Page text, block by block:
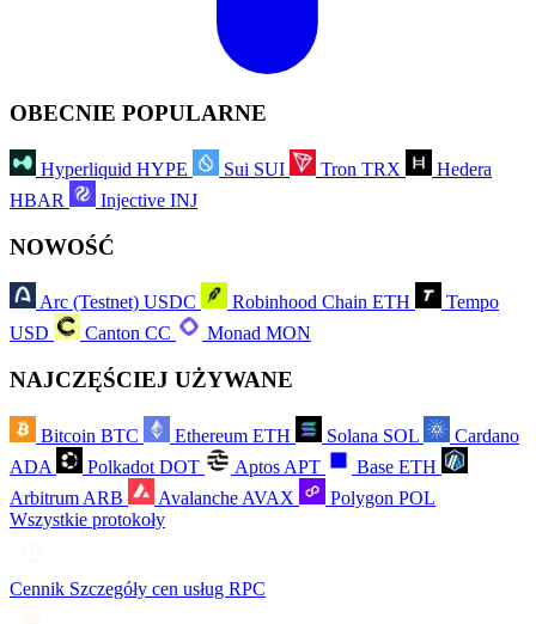
OBECNIE POPULARNE
Hyperliquid HYPE Sui SUI Tron TRX
Hedera
HBAR
Injective INJ
NOWOŚĆ
Arc (Testnet) USDC Robinhood Chain ETH
Tempo
USD
Canton CC Monad MON
NAJCZĘŚCIEJ UŻYWANE
Bitcoin BTC Ethereum ETH Solana SOL
Cardano
ADA
Polkadot DOT Aptos APT Base ETH
Arbitrum ARB Avalanche AVAX Polygon POL
Wszystkie protokoły
Cennik Szczegóły cen usług RPC